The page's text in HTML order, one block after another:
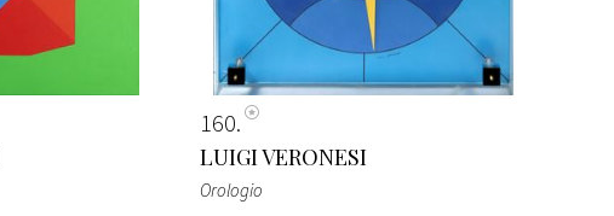
160
LUIGI VERONESI
Orologio